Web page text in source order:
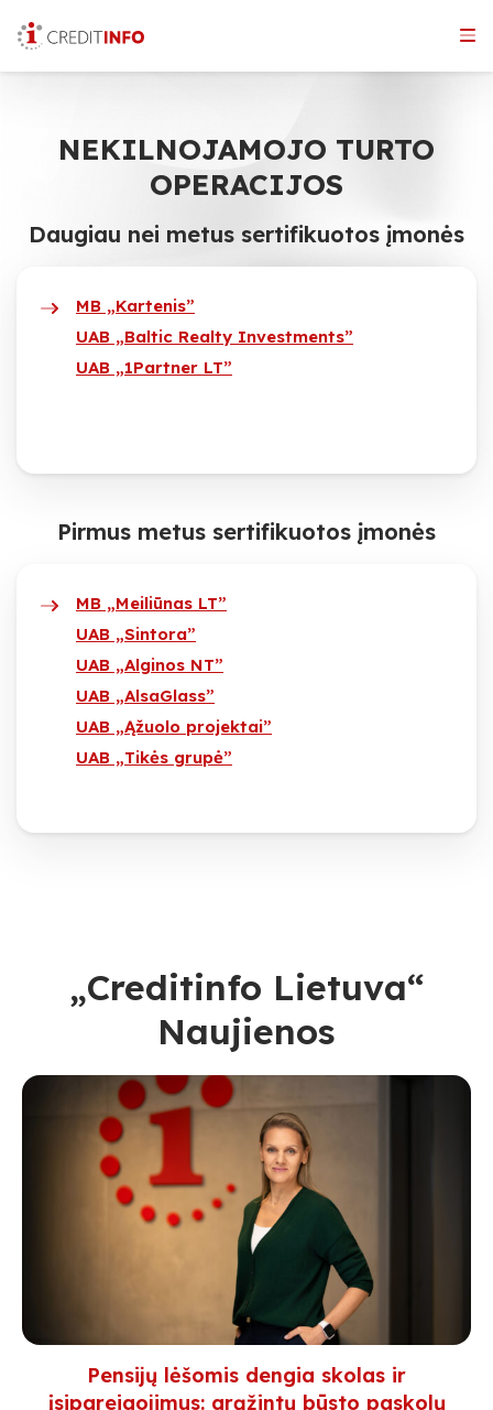
the
NEKILNOJAMOJO TURTO
OPERACIJOS
Daugiau nei metus sertifikuotos įmonės
MB „Kartenis”
UAB „Baltic Realty Investments”
UAB „1Partner LT”
Pirmus metus sertifikuotos įmonės
MB „Meiliūnas LT”
UAB „Sintora”
UAB „Alginos NT”
UAB „AlsaGlass”
UAB „Ąžuolo projektai”
UAB „Tikės grupė”
„Creditinfo Lietuva“
Naujienos
Pensijų lėšomis dengia skolas ir
įsipareigojimus: grąžintų būsto paskolų